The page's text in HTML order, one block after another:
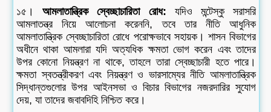
১৫।আমলাতান্ত্রিক স্বেচ্ছাচারিতা রোধ: যদিও মন্টেস্কু সরাসরি
আমলাতন্ত্র নিয়ে আলোচনা করেননি, তবে তার নীতি আধুনিক
আমলাতান্ত্রিক স্বেচ্ছাচারিতা রোধে পরোক্ষভাবে সহায়ক। শাসন বিভাগের
অধীনে থাকা আমলারা যদি অত্যধিক ক্ষমতা ভোগ করেন এবং তাদের
উপর কোনো নিয়ন্ত্রণ না থাকে, তাহলে তারা স্বেচ্ছাচারী হতে পারে।
ক্ষমতা স্বতন্ত্রীকরণ এবং নিয়ন্ত্রণ ও ভারসাম্যের নীতি আমলাতান্ত্রিক
সিদ্ধান্তগুলোর উপর আইনসভা ও বিচার বিভাগের নজরদারির সুযোগ
দেয়, যা তাদের জবাবদিহি নিশ্চিত করে।